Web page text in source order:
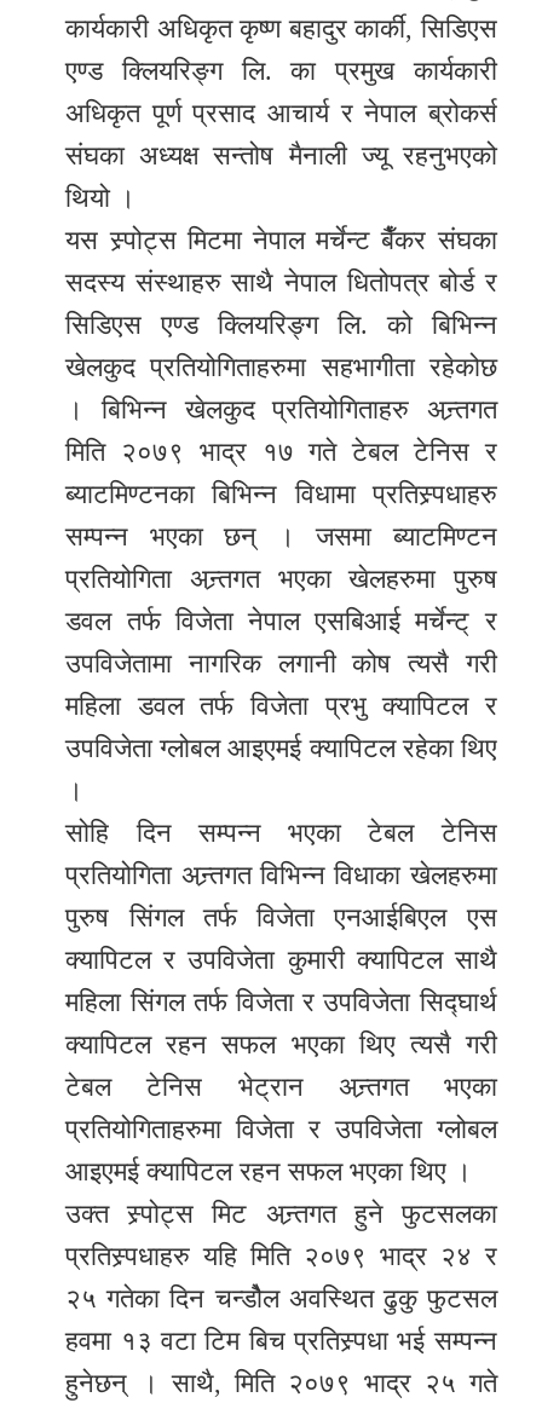
कार्यकारी अधिकृत कृष्ण बहादुर कार्की, सिडिएस
एण्ड क्लियरिङ्ग लि. का प्रमुख कार्यकारी
अधिकृत पूर्ण प्रसाद आचार्य र नेपाल ब्रोकर्स
संघका अध्यक्ष सन्तोष मैनाली ज्यू रहनुभएको
थियो ।
यस स्र्पोट्स मिटमा नेपाल मर्चेन्ट बैँकर संघका
सदस्य संस्थाहरु साथै नेपाल धितोपत्र बोर्ड र
सिडिएस एण्ड क्लियरिङ्ग लि. को बिभिन्न
खेलकुद प्रतियोगिताहरुमा सहभागीता रहेकोछ
। बिभिन्न खेलकुद प्रतियोगिताहरु अन्र्तगत
मिति २०७९ भाद्र १७ गते टेबल टेनिस र
ब्याटमिण्टनका बिभिन्न विधामा प्रतिस्र्पधाहरु
सम्पन्न भएका छन् । जसमा ब्याटमिण्टन
प्रतियोगिता अन्र्तगत भएका खेलहरुमा पुरुष
डवल तर्फ विजेता नेपाल एसबिआई मर्चेन्ट् र
उपविजेतामा नागरिक लगानी कोष त्यसै गरी
महिला डवल तर्फ विजेता प्रभु क्यापिटल र
उपविजेता ग्लोबल आइएमई क्यापिटल रहेका थिए
।
सोहि दिन सम्पन्न भएका टेबल टेनिस
प्रतियोगिता अन्र्तगत विभिन्न विधाका खेलहरुमा
पुरुष सिंगल तर्फ विजेता एनआईबिएल एस
क्यापिटल र उपविजेता कुमारी क्यापिटल साथै
महिला सिंगल तर्फ विजेता र उपविजेता सिद्घार्थ
क्यापिटल रहन सफल भएका थिए त्यसै गरी
टेबल टेनिस भेट्रान अन्र्तगत भएका
प्रतियोगिताहरुमा विजेता र उपविजेता ग्लोबल
आइएमई क्यापिटल रहन सफल भएका थिए ।
उक्त स्र्पोट्स मिट अन्र्तगत हुने फुटसलका
प्रतिस्र्पधाहरु यहि मिति २०७९ भाद्र २४ र
२५ गतेका दिन चन्डोैल अवस्थित ढुकु फुटसल
हवमा १३ वटा टिम बिच प्रतिस्र्पधा भई सम्पन्न
हुनेछन् । साथै, मिति २०७९ भाद्र २५ गते